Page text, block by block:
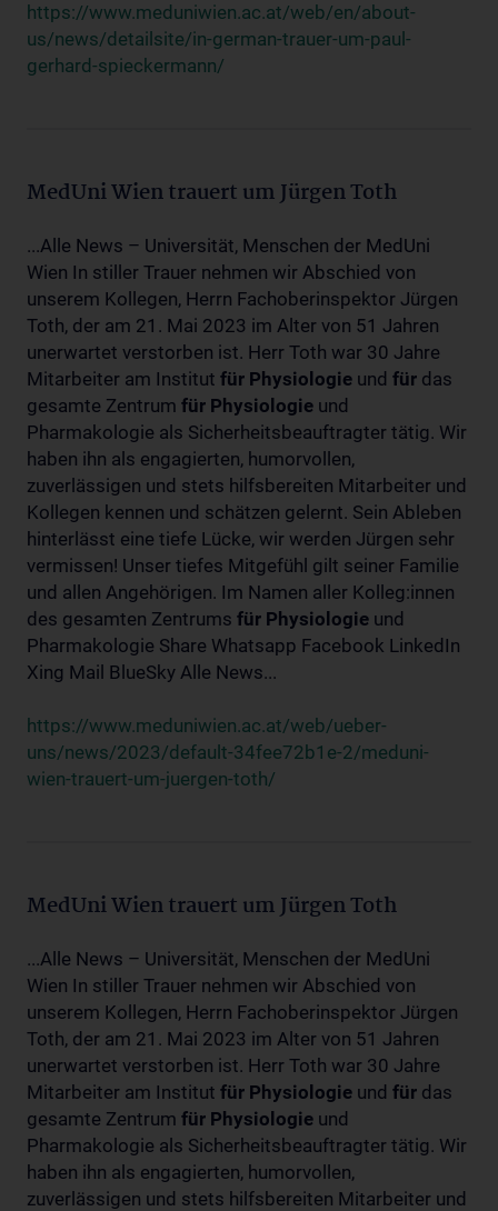
https://www.meduniwien.ac.at/web/en/about-
us/news/detailsite/in-german-trauer-um-paul-
gerhard-spieckermann/
MedUni Wien trauert um Jürgen Toth
...Alle News – Universität, Menschen der MedUni
Wien In stiller Trauer nehmen wir Abschied von
unserem Kollegen, Herrn Fachoberinspektor Jürgen
Toth, der am 21. Mai 2023 im Alter von 51 Jahren
unerwartet verstorben ist. Herr Toth war 30 Jahre
Mitarbeiter am Institut für Physiologie und für das
gesamte Zentrum für Physiologie und
Pharmakologie als Sicherheitsbeauftragter tätig. Wir
haben ihn als engagierten, humorvollen,
zuverlässigen und stets hilfsbereiten Mitarbeiter und
Kollegen kennen und schätzen gelernt. Sein Ableben
hinterlässt eine tiefe Lücke, wir werden Jürgen sehr
vermissen! Unser tiefes Mitgefühl gilt seiner Familie
und allen Angehörigen. Im Namen aller Kolleg:innen
des gesamten Zentrums für Physiologie und
Pharmakologie Share Whatsapp Facebook LinkedIn
Xing Mail BlueSky Alle News...
https://www.meduniwien.ac.at/web/ueber-
uns/news/2023/default-34fee72b1e-2/meduni-
wien-trauert-um-juergen-toth/
MedUni Wien trauert um Jürgen Toth
...Alle News – Universität, Menschen der MedUni
Wien In stiller Trauer nehmen wir Abschied von
unserem Kollegen, Herrn Fachoberinspektor Jürgen
Toth, der am 21. Mai 2023 im Alter von 51 Jahren
unerwartet verstorben ist. Herr Toth war 30 Jahre
Mitarbeiter am Institut für Physiologie und für das
gesamte Zentrum für Physiologie und
Pharmakologie als Sicherheitsbeauftragter tätig. Wir
haben ihn als engagierten, humorvollen,
zuverlässigen und stets hilfsbereiten Mitarbeiter und